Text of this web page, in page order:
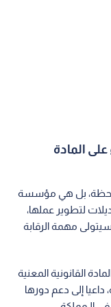
على المادة
بل هي مؤسسة
عليها تعديلات لتطوير عملها،
مهمة الرقابة
القانونية المعنية
داعيا إلى دعم دورها